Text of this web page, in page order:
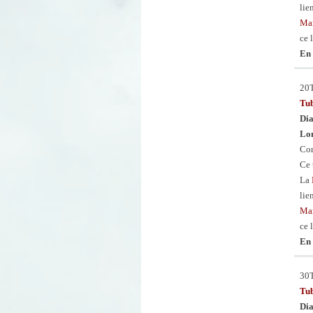
ce
En
Ce
La
ce
En